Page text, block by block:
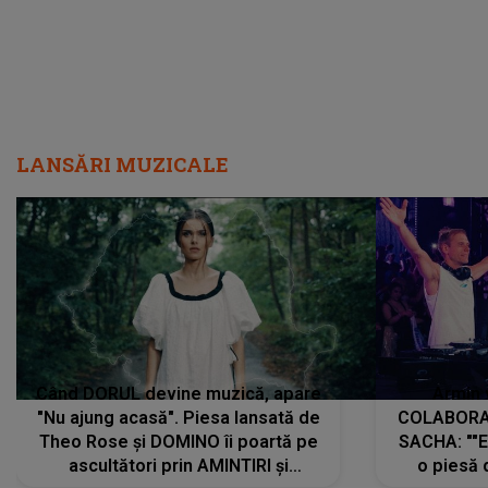
LANSĂRI MUZICALE
Când DORUL devine muzică, apare
"Nu ajung acasă". Piesa lansată de
Theo Rose și DOMINO îi poartă pe
ascultători prin AMINTIRI și
SACHA:
o piesă